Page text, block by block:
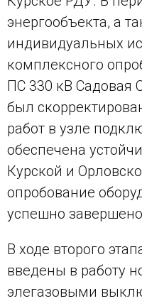
энергообъекта, а
индивидуальных
комплексного
ПС 330 кВ Садовая
был
работ в узле
обеспечена
Курской и
опробование
успешно
В ходе второго
введены в работу
элегазовыми